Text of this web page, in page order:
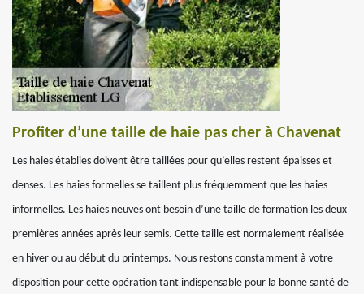
Profiter d’une taille de haie pas cher à Chavenat
Les haies établies doivent être taillées pour qu’elles restent épaisses et
denses. Les haies formelles se taillent plus fréquemment que les haies
informelles. Les haies neuves ont besoin d’une taille de formation les deux
premières années après leur semis. Cette taille est normalement réalisée
en hiver ou au début du printemps. Nous restons constamment à votre
disposition pour cette opération tant indispensable pour la bonne santé de